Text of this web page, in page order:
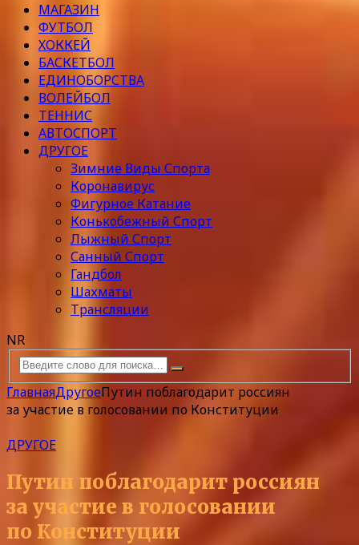
МАГАЗИН
ФУТБОЛ
ХОККЕЙ
БАСКЕТБОЛ
ЕДИНОБОРСТВА
ВОЛЕЙБОЛ
ТЕННИС
АВТОСПОРТ
ДРУГОЕ
Зимние Виды Спорта
Коронавирус
Фигурное Катание
Конькобежный Спорт
Лыжный Спорт
Санный Спорт
Гандбол
Шахматы
Трансляции
NR
ГлавнаяДругоеПутин поблагодарит россиян
за участие в голосовании по Конституции
ДРУГОЕ
Путин поблагодарит россиян
за участие в голосовании
по Конституции